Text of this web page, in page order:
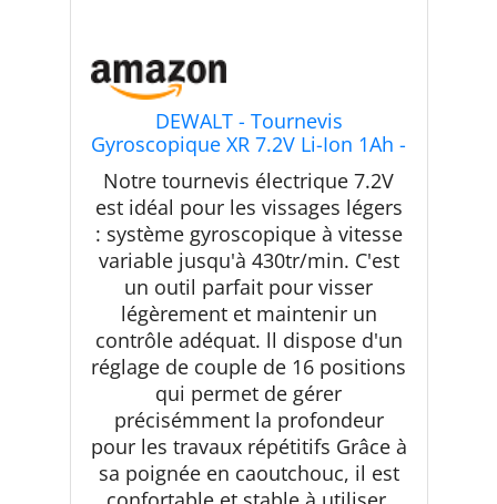
DEWALT - Tournevis
Gyroscopique XR 7.2V Li-Ion 1Ah -
DCF680G2-QW - Tournevis
Électrique sans Fil avec Coffret, 2
Éclairages LED, 2 Batteries /
Chargeur - Vitesse 0-430tr/min -
Mandrin ¼”
Notre tournevis électrique 7.2V
est idéal pour les vissages légers
: système gyroscopique à vitesse
variable jusqu'à 430tr/min. C'est
un outil parfait pour visser
légèrement et maintenir un
contrôle adéquat. ll dispose d'un
réglage de couple de 16 positions
qui permet de gérer
précisémment la profondeur
pour les travaux répétitifs Grâce à
sa poignée en caoutchouc, il est